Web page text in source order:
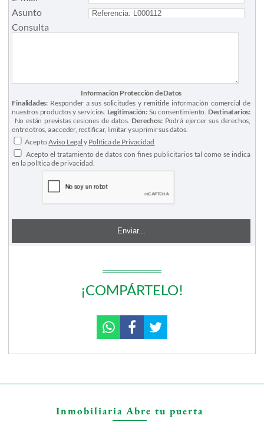
¡COMPÁRTELO!
Asunto
Consulta
Información Protección de Datos
Finalidades: Responder a sus solicitudes y remitirle información comercial de
nuestros productos y servicios. Legitimación: Su consentimiento. Destinatarios:
No están previstas cesiones de datos. Derechos:Podrá ejercer sus derechos,
entre otros, a acceder, rectificar, limitar y suprimir sus datos.
AceptoAviso Legal y Política de Privacidad
Acepto el tratamiento de datos con fines publicitarios tal como se indica
en la política de privacidad.
Inmobiliaria Abre tu puerta